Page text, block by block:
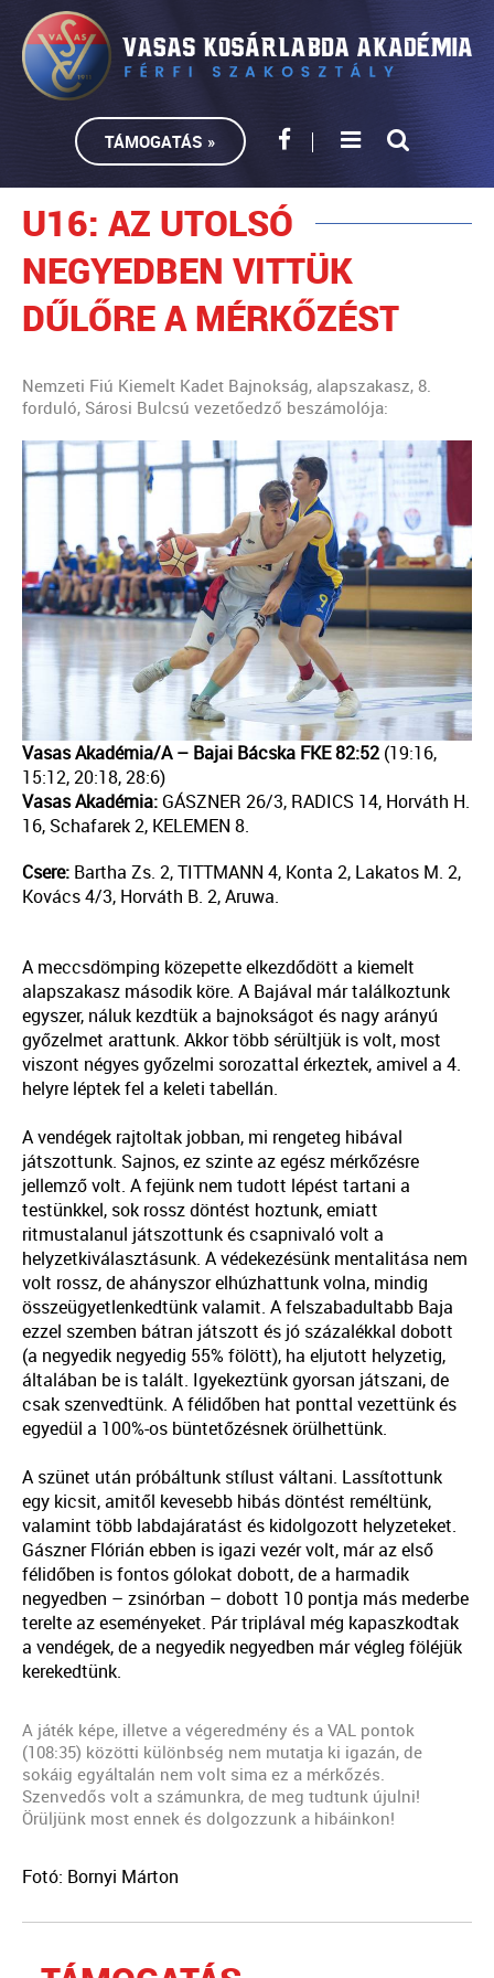
TÁMOGATÁS »
U16: AZ UTOLSÓ
NEGYEDBEN VITTÜK
DŰLŐRE A MÉRKŐZÉST
Nemzeti Fiú Kiemelt Kadet Bajnokság, alapszakasz, 8.
forduló, Sárosi Bulcsú vezetőedző beszámolója:
Vasas Akadémia/A – Bajai Bácska FKE 82:52 (19:16,
15:12, 20:18, 28:6)
Vasas Akadémia: GÁSZNER 26/3, RADICS 14, Horváth H.
16, Schafarek 2, KELEMEN 8.
Csere: Bartha Zs. 2, TITTMANN 4, Konta 2, Lakatos M. 2,
Kovács 4/3, Horváth B. 2, Aruwa.
A meccsdömping közepette elkezdődött a kiemelt
alapszakasz második köre. A Bajával már találkoztunk
egyszer, náluk kezdtük a bajnokságot és nagy arányú
győzelmet arattunk. Akkor több sérültjük is volt, most
viszont négyes győzelmi sorozattal érkeztek, amivel a 4.
helyre léptek fel a keleti tabellán.
A vendégek rajtoltak jobban, mi rengeteg hibával
játszottunk. Sajnos, ez szinte az egész mérkőzésre
jellemző volt. A fejünk nem tudott lépést tartani a
testünkkel, sok rossz döntést hoztunk, emiatt
ritmustalanul játszottunk és csapnivaló volt a
helyzetkiválasztásunk. A védekezésünk mentalitása nem
volt rossz, de ahányszor elhúzhattunk volna, mindig
összeügyetlenkedtünk valamit. A felszabadultabb Baja
ezzel szemben bátran játszott és jó százalékkal dobott
(a negyedik negyedig 55% fölött), ha eljutott helyzetig,
általában be is talált. Igyekeztünk gyorsan játszani, de
csak szenvedtünk. A félidőben hat ponttal vezettünk és
egyedül a 100%-os büntetőzésnek örülhettünk.
A szünet után próbáltunk stílust váltani. Lassítottunk
egy kicsit, amitől kevesebb hibás döntést reméltünk,
valamint több labdajáratást és kidolgozott helyzeteket.
Gászner Flórián ebben is igazi vezér volt, már az első
félidőben is fontos gólokat dobott, de a harmadik
negyedben – zsinórban – dobott 10 pontja más mederbe
terelte az eseményeket. Pár triplával még kapaszkodtak
a vendégek, de a negyedik negyedben már végleg föléjük
kerekedtünk.
A játék képe, illetve a végeredmény és a VAL pontok
(108:35) közötti különbség nem mutatja ki igazán, de
sokáig egyáltalán nem volt sima ez a mérkőzés.
Szenvedős volt a számunkra, de meg tudtunk újulni!
Örüljünk most ennek és dolgozzunk a hibáinkon!
Fotó: Bornyi Márton